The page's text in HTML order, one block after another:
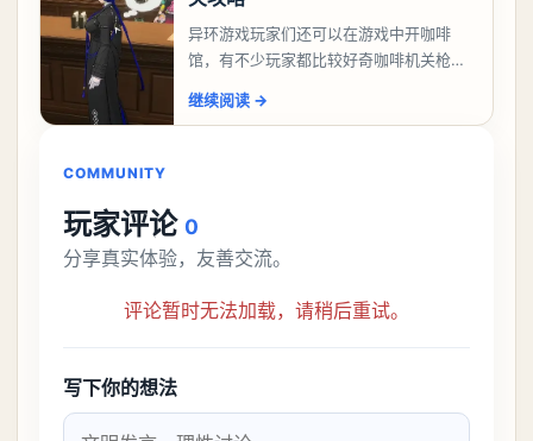
异环游戏玩家们还可以在游戏中开咖啡
馆，有不少玩家都比较好奇咖啡机关枪应
机关枪攻略。异环咖啡机关枪怎么过一、
继续阅读 →
COMMUNITY
玩家评论 0
分享真实体验，友善交流。
评论暂时无法加载，请稍后重试。
写下你的想法